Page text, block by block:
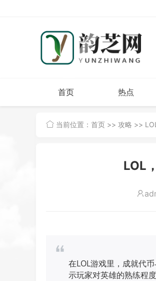
首页 热点
当前位置： 首页 >> 攻略 >>
LOL
在LOL游戏里，成就代
示玩家对英雄的熟练程